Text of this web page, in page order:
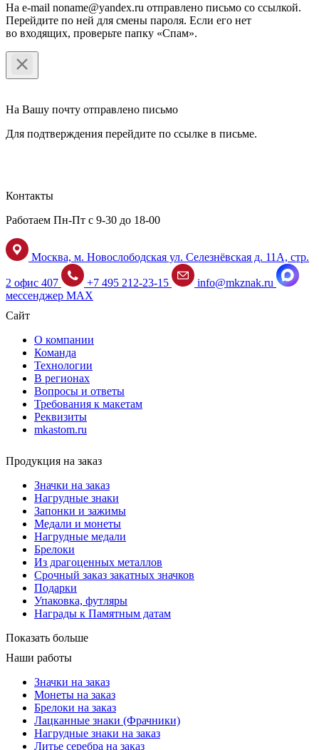
На e-mail noname@yandex.ru отправлено письмо со ссылкой.
Перейдите по ней для смены пароля. Если его нет
во входящих, проверьте папку «Спам».
На Вашу почту отправлено письмо
Для подтверждения перейдите по ссылке в письме.
Контакты
Работаем Пн-Пт с 9-30 до 18-00
Москва, м. Новослободская ул. Селезнёвская д. 11А, стр.
2 офис 407 +7 495 212-23-15
info@mkznak.ru
мессенджер MAX
Сайт
О компании
Команда
Технологии
В регионах
Вопросы и ответы
Требования к макетам
Реквизиты
mkastom.ru
Продукция на заказ
Значки на заказ
Нагрудные знаки
Запонки и зажимы
Медали и монеты
Нагрудные медали
Брелоки
Из драгоценных металлов
Срочный заказ закатных значков
Подарки
Упаковка, футляры
Награды к Памятным датам
Показать больше
Наши работы
Значки на заказ
Монеты на заказ
Брелоки на заказ
Лацканные знаки (Фрачники)
Нагрудные знаки на заказ
Литье серебра на заказ